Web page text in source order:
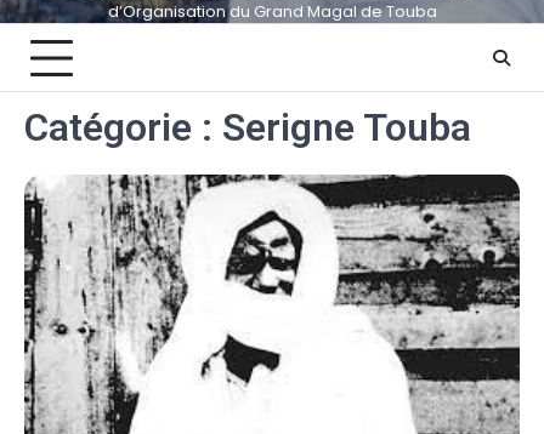
d’Organisation du Grand Magal de Touba
Catégorie : Serigne Touba